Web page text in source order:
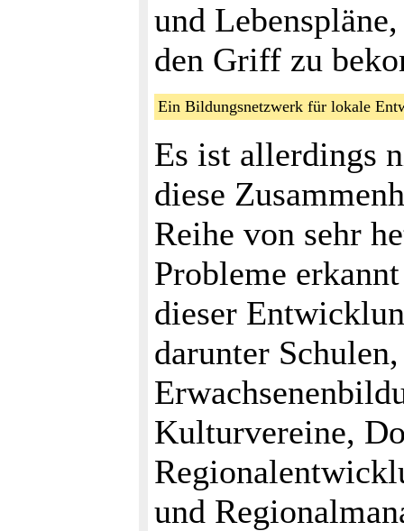
und
den Griff zu
Ein Bildungsnetzwerk für lokale
Es ist allerdings
diese
Reihe von sehr
Probleme
dieser
darunter
Kulturvereine,
und